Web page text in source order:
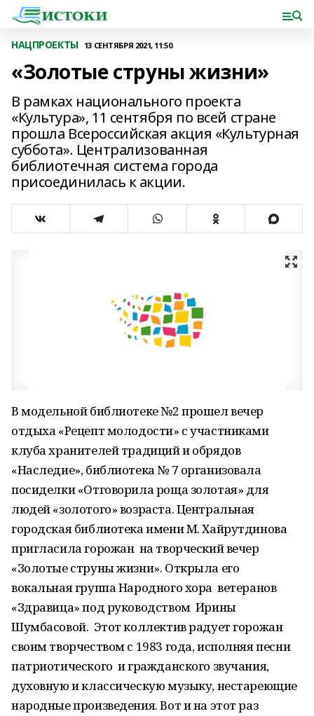
НАЦПРОЕКТЫ 13 СЕНТЯБРЯ 2021, 11:50
«Золотые струны жизни»
В рамках национального проекта
«Культура», 11 сентября по всей стране
прошла Всероссийская акция «Культурная
суббота». Централизованная
библиотечная система города
присоединилась к акции.
В модельной библиотеке №2 прошел вечер
отдыха «Рецепт молодости» с участниками
клуба хранителей традиций и обрядов
«Наследие», библиотека № 7 организовала
посиделки «Отговорила роща золотая» для
людей «золотого» возраста. Центральная
городская библиотека имени М. Хайрутдинова
пригласила горожан на творческий вечер
«Золотые струны жизни». Открыла его
вокальная группа Народного хора ветеранов
«Здравица» под руководством Ирины
Шумбасовой. Этот коллектив радует горожан
своим творчеством с 1983 года, исполняя песни
патриотического и гражданского звучания,
духовную и классическую музыку, нестареющие
народные произведения. Вот и на этот раз